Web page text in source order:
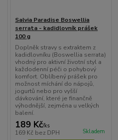
Salvia Paradise Boswellia
serrata - kadidlovník prášek
100 g
Doplněk stravy s extraktem z
kadidlovníku (Boswellia serrata)
vhodný pro aktivní životní styl a
každodenní péči o pohybový
komfort. Oblíbený prášek pro
možnost míchání do nápojů,
jogurtů nebo pro vyšší
dávkování, které je finančně
výhodnější, zejména u velkých
balení.
189 Kč/ks
169 Kč bez DPH Skladem